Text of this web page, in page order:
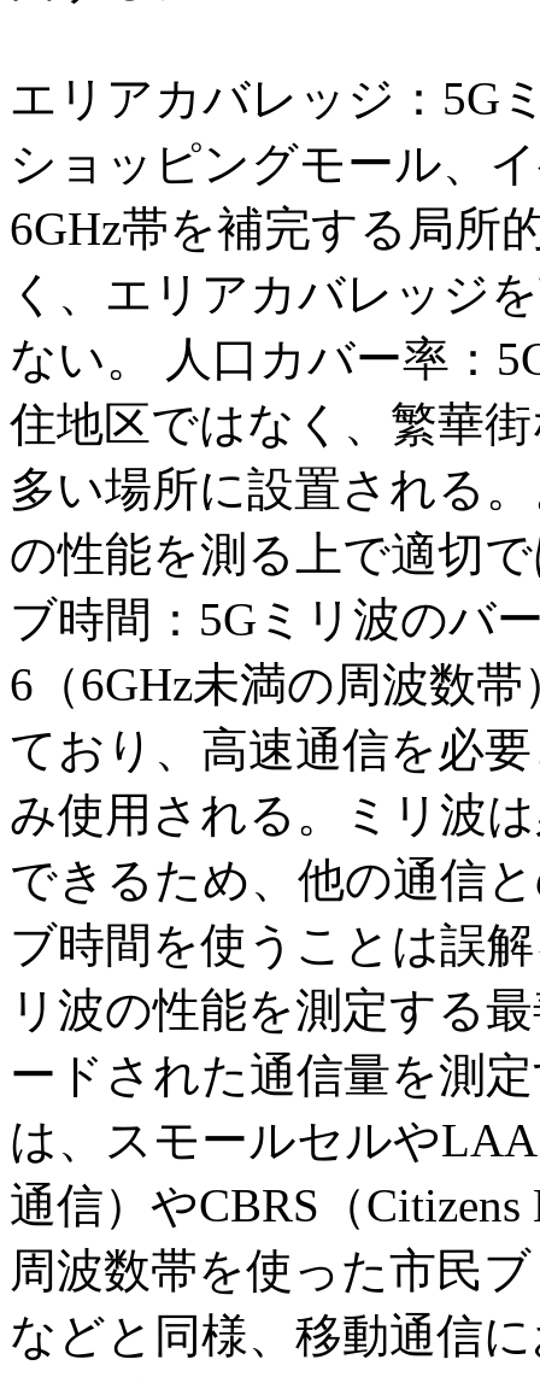
エリアカバレッジ：5G
ショッピングモール、
6GHz帯を補完する局所
く、エリアカバレッジ
ない。 人口カバー率：
住地区ではなく、繁華
多い場所に設置される
の性能を測る上で適切
ブ時間：5Gミリ波のバ
6（6GHz未満の周波数
ており、高速通信を必
み使用される。ミリ波
できるため、他の通信
ブ時間を使うことは誤
リ波の性能を測定する
ードされた通信量を測
は、スモールセルや
通信）やCBRS（Citizens
周波数帯を使った市民
などと同様、移動通信